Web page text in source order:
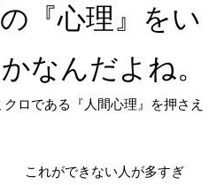
『心理』をい
なんだよね。
クロである『人間心理』を押さえ
これができない人が多すぎ